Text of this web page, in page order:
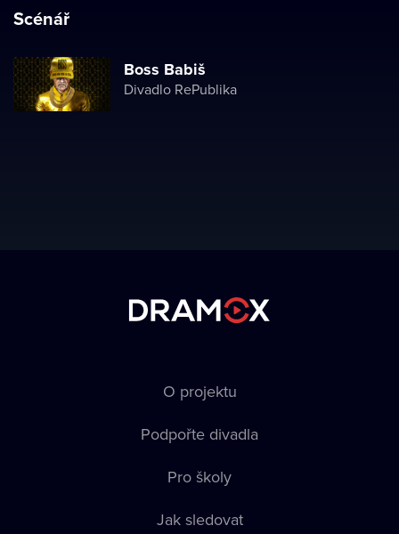
Scénář
Boss Babiš
Divadlo RePublika
O projektu
Podpořte divadla
Pro školy
Jak sledovat